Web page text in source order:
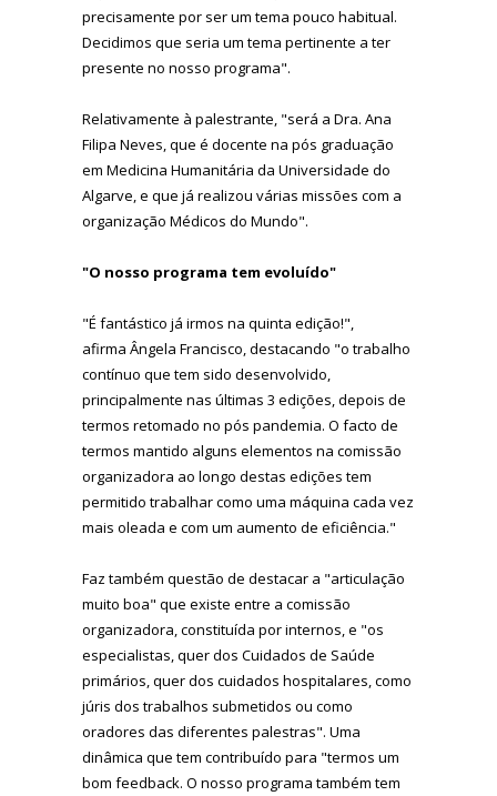
precisamente por ser um tema pouco habitual.
Decidimos que seria um tema pertinente a ter
presente no nosso programa".
Relativamente à palestrante, "será a Dra. Ana
Filipa Neves, que é docente na pós graduação
em Medicina Humanitária da Universidade do
Algarve, e que já realizou várias missões com a
organização Médicos do Mundo".
"O nosso programa tem evoluído"
"É fantástico já irmos na quinta edição!",
afirma Ângela Francisco, destacando "o trabalho
contínuo que tem sido desenvolvido,
principalmente nas últimas 3 edições, depois de
termos retomado no pós pandemia. O facto de
termos mantido alguns elementos na comissão
organizadora ao longo destas edições tem
permitido trabalhar como uma máquina cada vez
mais oleada e com um aumento de eficiência."
Faz também questão de destacar a "articulação
muito boa" que existe entre a comissão
organizadora, constituída por internos, e "os
especialistas, quer dos Cuidados de Saúde
primários, quer dos cuidados hospitalares, como
júris dos trabalhos submetidos ou como
oradores das diferentes palestras". Uma
dinâmica que tem contribuído para "termos um
bom feedback. O nosso programa também tem